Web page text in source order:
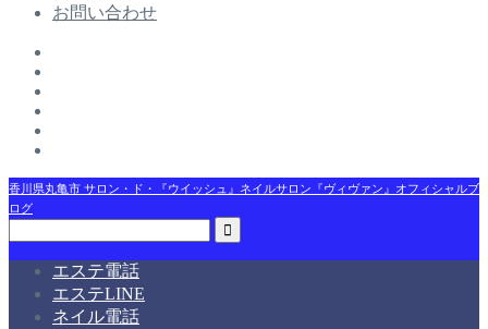
お問い合わせ
香川県丸亀市 サロン・ド・『ウイッシュ』ネイルサロン『ヴィヴァン』オフィシャルブ
ログ
エステ電話
エステLINE
ネイル電話